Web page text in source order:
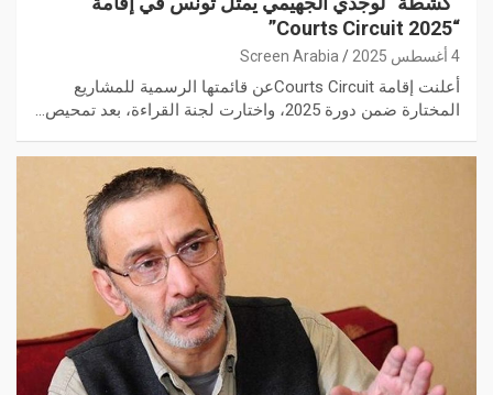
“Courts Circuit 2025”
4 أغسطس 2025 Screen Arabia
أعلنت إقامة Courts Circuitعن قائمتها الرسمية للمشاريع
المختارة ضمن دورة 2025، واختارت لجنة القراءة، بعد تمحيص…